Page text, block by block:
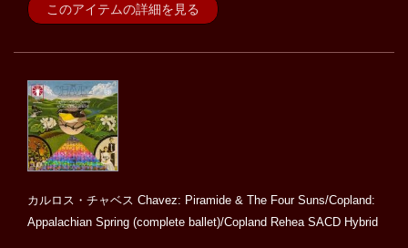
このアイテムの詳細を見る
カルロス・チャベス Chavez: Piramide & The Four Suns/Copland:
Appalachian Spring (complete ballet)/Copland Rehea SACD Hybrid